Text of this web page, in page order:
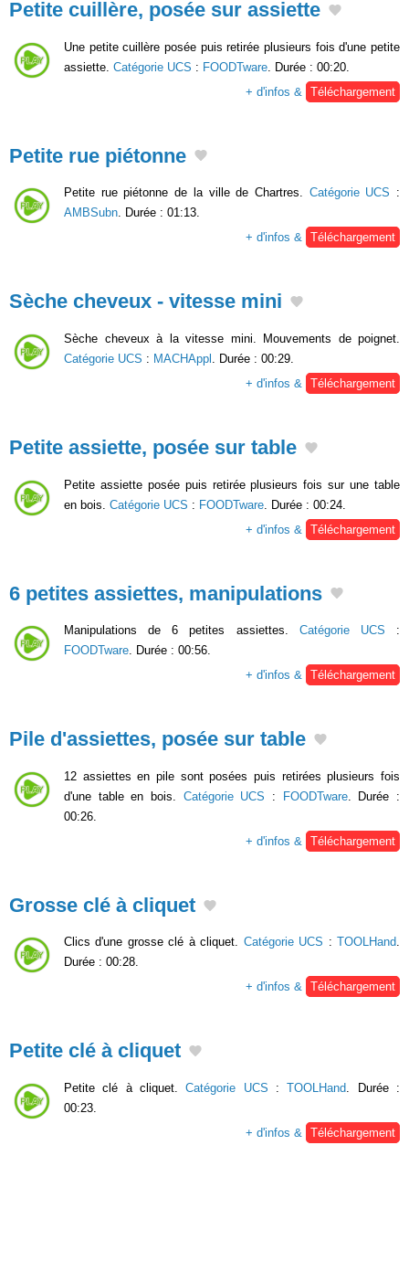
Petite cuillère, posée sur assiette
Une petite cuillère posée puis retirée plusieurs fois d'une petite
assiette. Catégorie UCS : FOODTware . Durée : 00:20.
+ d'infos &
Téléchargement
Petite rue piétonne
Petite rue piétonne de la ville de Chartres. Catégorie UCS :
AMBSubn. Durée : 01:13.
+ d'infos & Téléchargement
Sèche cheveux - vitesse mini
Sèche cheveux à la vitesse mini. Mouvements de poignet.
Catégorie UCS : MACHAppl
. Durée : 00:29.
+ d'infos &
Téléchargement
Petite assiette, posée sur table
Petite assiette posée puis retirée plusieurs fois sur une table
en bois. Catégorie UCS : FOODTware . Durée : 00:24.
+ d'infos &
Téléchargement
6 petites assiettes, manipulations
Manipulations de 6 petites assiettes. Catégorie UCS :
FOODTware. Durée : 00:56.
+ d'infos & Téléchargement
Pile d'assiettes, posée sur table
12 assiettes en pile sont posées puis retirées plusieurs fois
d'une table en bois. Catégorie UCS : FOODTware. Durée :
00:26.
+ d'infos &
Téléchargement
Grosse clé à cliquet
Clics d'une grosse clé à cliquet. Catégorie UCS :TOOLHand.
Durée : 00:28.
+ d'infos & Téléchargement
Petite clé à cliquet
Petite clé à cliquet.Catégorie UCS :TOOLHand. Durée :
00:23.
+ d'infos & Téléchargement